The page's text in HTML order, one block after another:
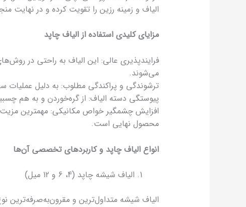
الیاف و زمینه رزین را تقویت کرده و در نهایت
مزایای کلیدی استفاده از الیاف چاپد
می‌شوند.
ترشوندگی و پراکندگی مطلوب: به دلیل
پیوستگی دسته الیاف: از گره‌خوردن و به هم
افزایش چشمگیر خواص مکانیکی: مهمترین مزیت
محصول نهایی است.
انواع الیاف چاپد و کاربردهای تخصصی آن‌ها
الیاف شیشه چاپد (4، 6 و 12 میل)
الیاف شیشه متداول‌ترین و مقرون‌به‌صرفه‌ترین